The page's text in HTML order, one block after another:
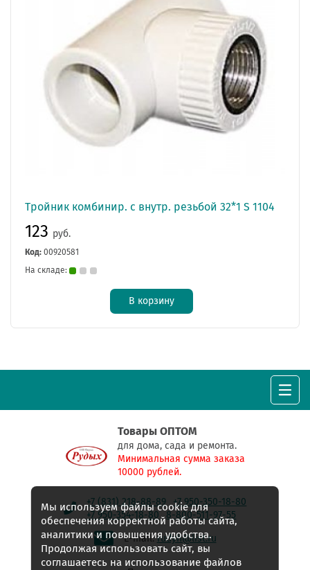
Тройник комбинир. с внутр. резьбой 32*1 S 1104
123 руб.
Код: 00920581
На складе:
В корзину
Товары ОПТОМ
для дома, сада и ремонта.
Минимальная сумма заказа
10000 рублей.
+7 (831) 218-88-89
+7 950-350-18-80
+7 950-354-18-80
8-800-511-97-55
E-mail:rudyh@list.ru
Мы используем файлы cookie для
обеспечения корректной работы сайта,
аналитики и повышения удобства.
Продолжая использовать сайт, вы
соглашаетесь на использование файлов